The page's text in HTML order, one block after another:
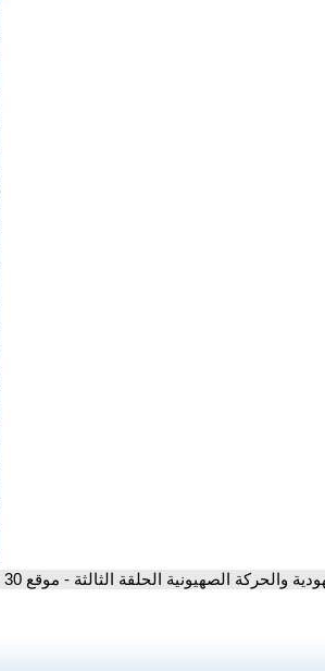
والحركة الصهيونية الحلقة الثالثة - موقع 30 عشت